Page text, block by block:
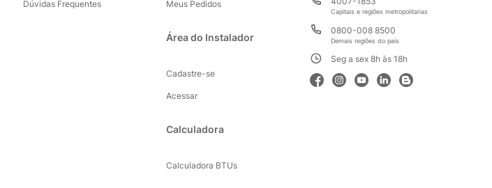
Dúvidas Frequentes Meus Pedidos
Área do Instalador
Cadastre-se
Acessar
Calculadora
Calculadora BTUs
Capitais e regiões metropolitanas
0800-008 8500
Demais regiões do país
Seg a sex 8h às 18h